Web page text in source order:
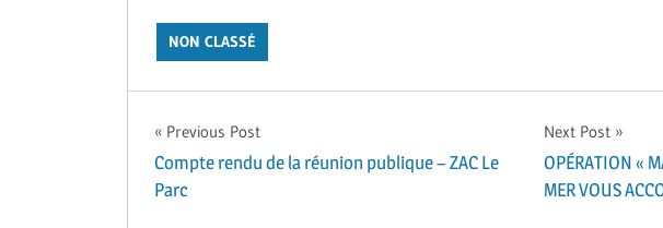
NON CLASSÉ
Navigation
de
Previous Post
Compte rendu de la réunion publique – ZAC Le
Parc
Next Post
OPÉRATION «
MER VOUS